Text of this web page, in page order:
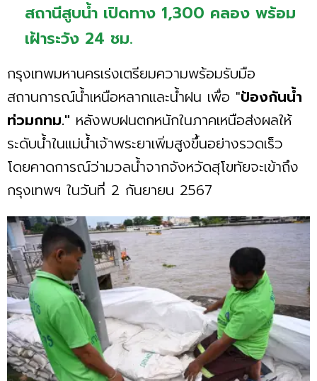
สถานีสูบน้ำ เปิดทาง 1,300 คลอง พร้อม
เฝ้าระวัง 24 ชม.
กรุงเทพมหานครเร่งเตรียมความพร้อมรับมือ
สถานการณ์น้ำเหนือหลากและน้ำฝน เพื่อ "ป้องกันน้ำ
ท่วมกทม." หลังพบฝนตกหนักในภาคเหนือส่งผลให้
ระดับน้ำในแม่น้ำเจ้าพระยาเพิ่มสูงขึ้นอย่างรวดเร็ว
โดยคาดการณ์ว่ามวลน้ำจากจังหวัดสุโขทัยจะเข้าถึง
กรุงเทพฯ ในวันที่ 2 กันยายน 2567